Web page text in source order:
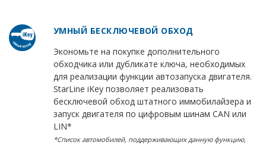
УМНЫЙ БЕСКЛЮЧЕВОЙ ОБХОД
Экономьте на покупке дополнительного
обходчика или дубликате ключа, необходимых
для реализации функции автозапуска двигателя.
StarLine iKey позволяет реализовать
бесключевой обход штатного иммобилайзера и
запуск двигателя по цифровым шинам CAN или
LIN*
*Список автомобилей, поддерживающих данную функцию,